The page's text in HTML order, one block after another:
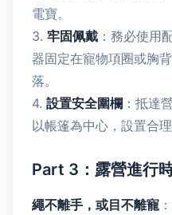
電寶。
3. 牢固佩戴 ：務必使用
器固定在寵物項圈或胸
落。
4. 設置安全圍欄 ：抵達
以帳篷為中心，設置合
Part 3：露營進行
繩不離手，或目不離寵